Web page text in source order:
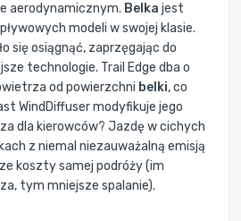
aerodynamicznym. Belka jest
modeli w swojej klasie.
się osiągnąć, zaprzęgając do
technologie. Trail Edge dba o
od powierzchni belki, co
WindDiffuser modyfikuje jego
dla kierowców? Jazdę w cichych
z niemal niezauważalną emisją
koszty samej podróży (im
tym mniejsze spalanie).